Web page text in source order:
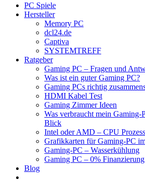
PC Spiele
Hersteller
Memory PC
dcl24.de
Captiva
SYSTEMTREFF
Ratgeber
Gaming PC – Fragen und
Was ist ein guter Gaming PC?
Gaming PCs richtig
HDMI Kabel Test
Gaming Zimmer Ideen
Was verbraucht mein
Blick
Intel oder AMD – CPU
Grafikkarten für Gaming-PC
Gaming-PC – Wasserkühlung
Gaming PC – 0% Finanzierung
Blog